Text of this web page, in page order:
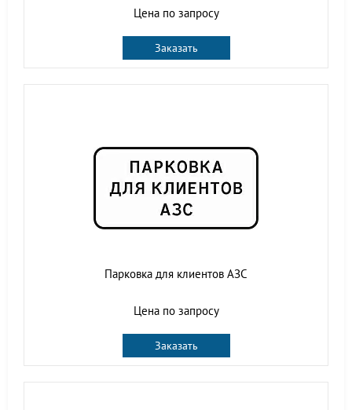
Цена по запросу
Заказать
Парковка для клиентов АЗС
Цена по запросу
Заказать